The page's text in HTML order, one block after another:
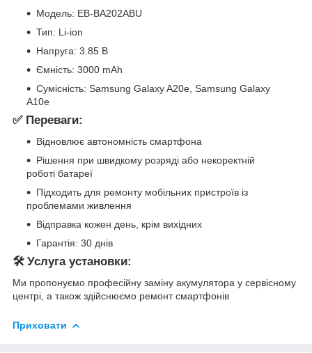
Модель: EB-BA202ABU
Тип: Li-ion
Напруга: 3.85 В
Ємність: 3000 mAh
Сумісність: Samsung Galaxy A20e, Samsung Galaxy
A10e
✅ Переваги:
Відновлює автономність смартфона
Рішення при швидкому розряді або некоректній
роботі батареї
Підходить для ремонту мобільних пристроїв із
проблемами живлення
Відправка кожен день, крім вихідних
Гарантія: 30 днів
🛠 Услуга установки:
Ми пропонуємо професійну заміну акумулятора у сервісному
центрі, а також здійснюємо ремонт смартфонів
Приховати